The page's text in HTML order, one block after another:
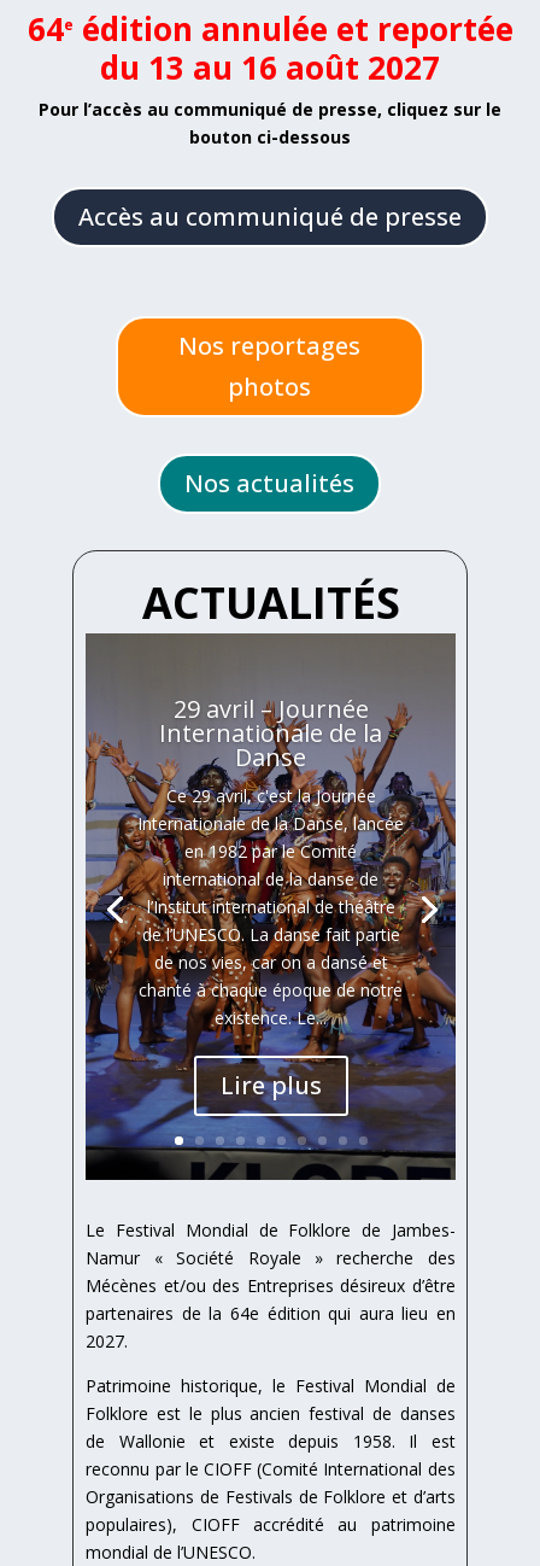
64e édition annulée et reportée
du 13 au 16 août 2027
Pour l’accès au communiqué de presse, cliquez sur le
bouton ci-dessous
Accès au communiqué de presse
Nos reportages
photos
Nos actualités
ACTUALITÉS
29 avril – Journée
Internationale de la
Danse
Ce 29 avril, c'est la Journée
Internationale de la Danse, lancée
en 1982 par le Comité
international de la danse de
l’Institut international de théâtre
de l’UNESCO. La danse fait partie
de nos vies, car on a dansé et
chanté à chaque époque de notre
existence. Le...
Lire plus
Le Festival Mondial de Folklore de Jambes-
Namur « Société Royale » recherche des
Mécènes et/ou des Entreprises désireux d’être
partenaires de la 64e édition qui aura lieu en
2027.
Patrimoine historique, le Festival Mondial de
Folklore est le plus ancien festival de danses
de Wallonie et existe depuis 1958. Il est
reconnu par le CIOFF (Comité International des
Organisations de Festivals de Folklore et d’arts
populaires), CIOFF accrédité au patrimoine
mondial de l’UNESCO.